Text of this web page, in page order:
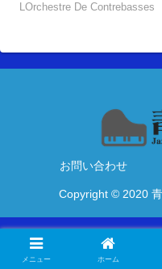
LOrchestre De Contrebasses
お問い合わせ
Copyright © 2020
メニュー ホーム